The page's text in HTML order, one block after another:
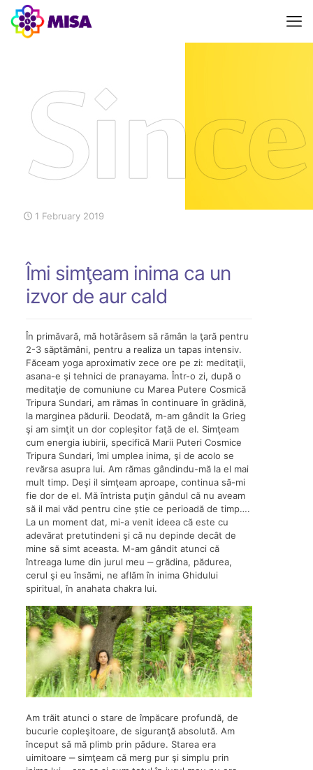
1 February 2019
Îmi simţeam inima ca un
izvor de aur cald
În primăvară, mă hotărâsem să rămân la ţară pentru
2-3 săptămâni, pentru a realiza un tapas intensiv.
Făceam yoga aproximativ zece ore pe zi: meditaţii,
asana-e şi tehnici de pranayama. Într-o zi, după o
meditaţie de comuniune cu Marea Putere Cosmică
Tripura Sundari, am rămas în continuare în grădină,
la marginea pădurii. Deodată, m-am gândit la Grieg
şi am simţit un dor copleşitor faţă de el. Simţeam
cum energia iubirii, specifică Marii Puteri Cosmice
Tripura Sundari, îmi umplea inima, şi de acolo se
revărsa asupra lui. Am rămas gândindu-mă la el mai
mult timp. Deşi il simţeam aproape, continua să-mi
fie dor de el. Mă întrista puţin gândul că nu aveam
să il mai văd pentru cine știe ce perioadă de timp….
La un moment dat, mi-a venit ideea că este cu
adevărat pretutindeni şi că nu depinde decât de
mine să simt aceasta. M-am gândit atunci că
întreaga lume din jurul meu ‒ grădina, pădurea,
cerul şi eu însămi, ne aflăm în inima Ghidului
spiritual, în anahata chakra lui.
Am trăit atunci o stare de împăcare profundă, de
bucurie copleşitoare, de siguranţă absolută. Am
început să mă plimb prin pădure. Starea era
uimitoare ‒ simţeam că merg pur şi simplu prin